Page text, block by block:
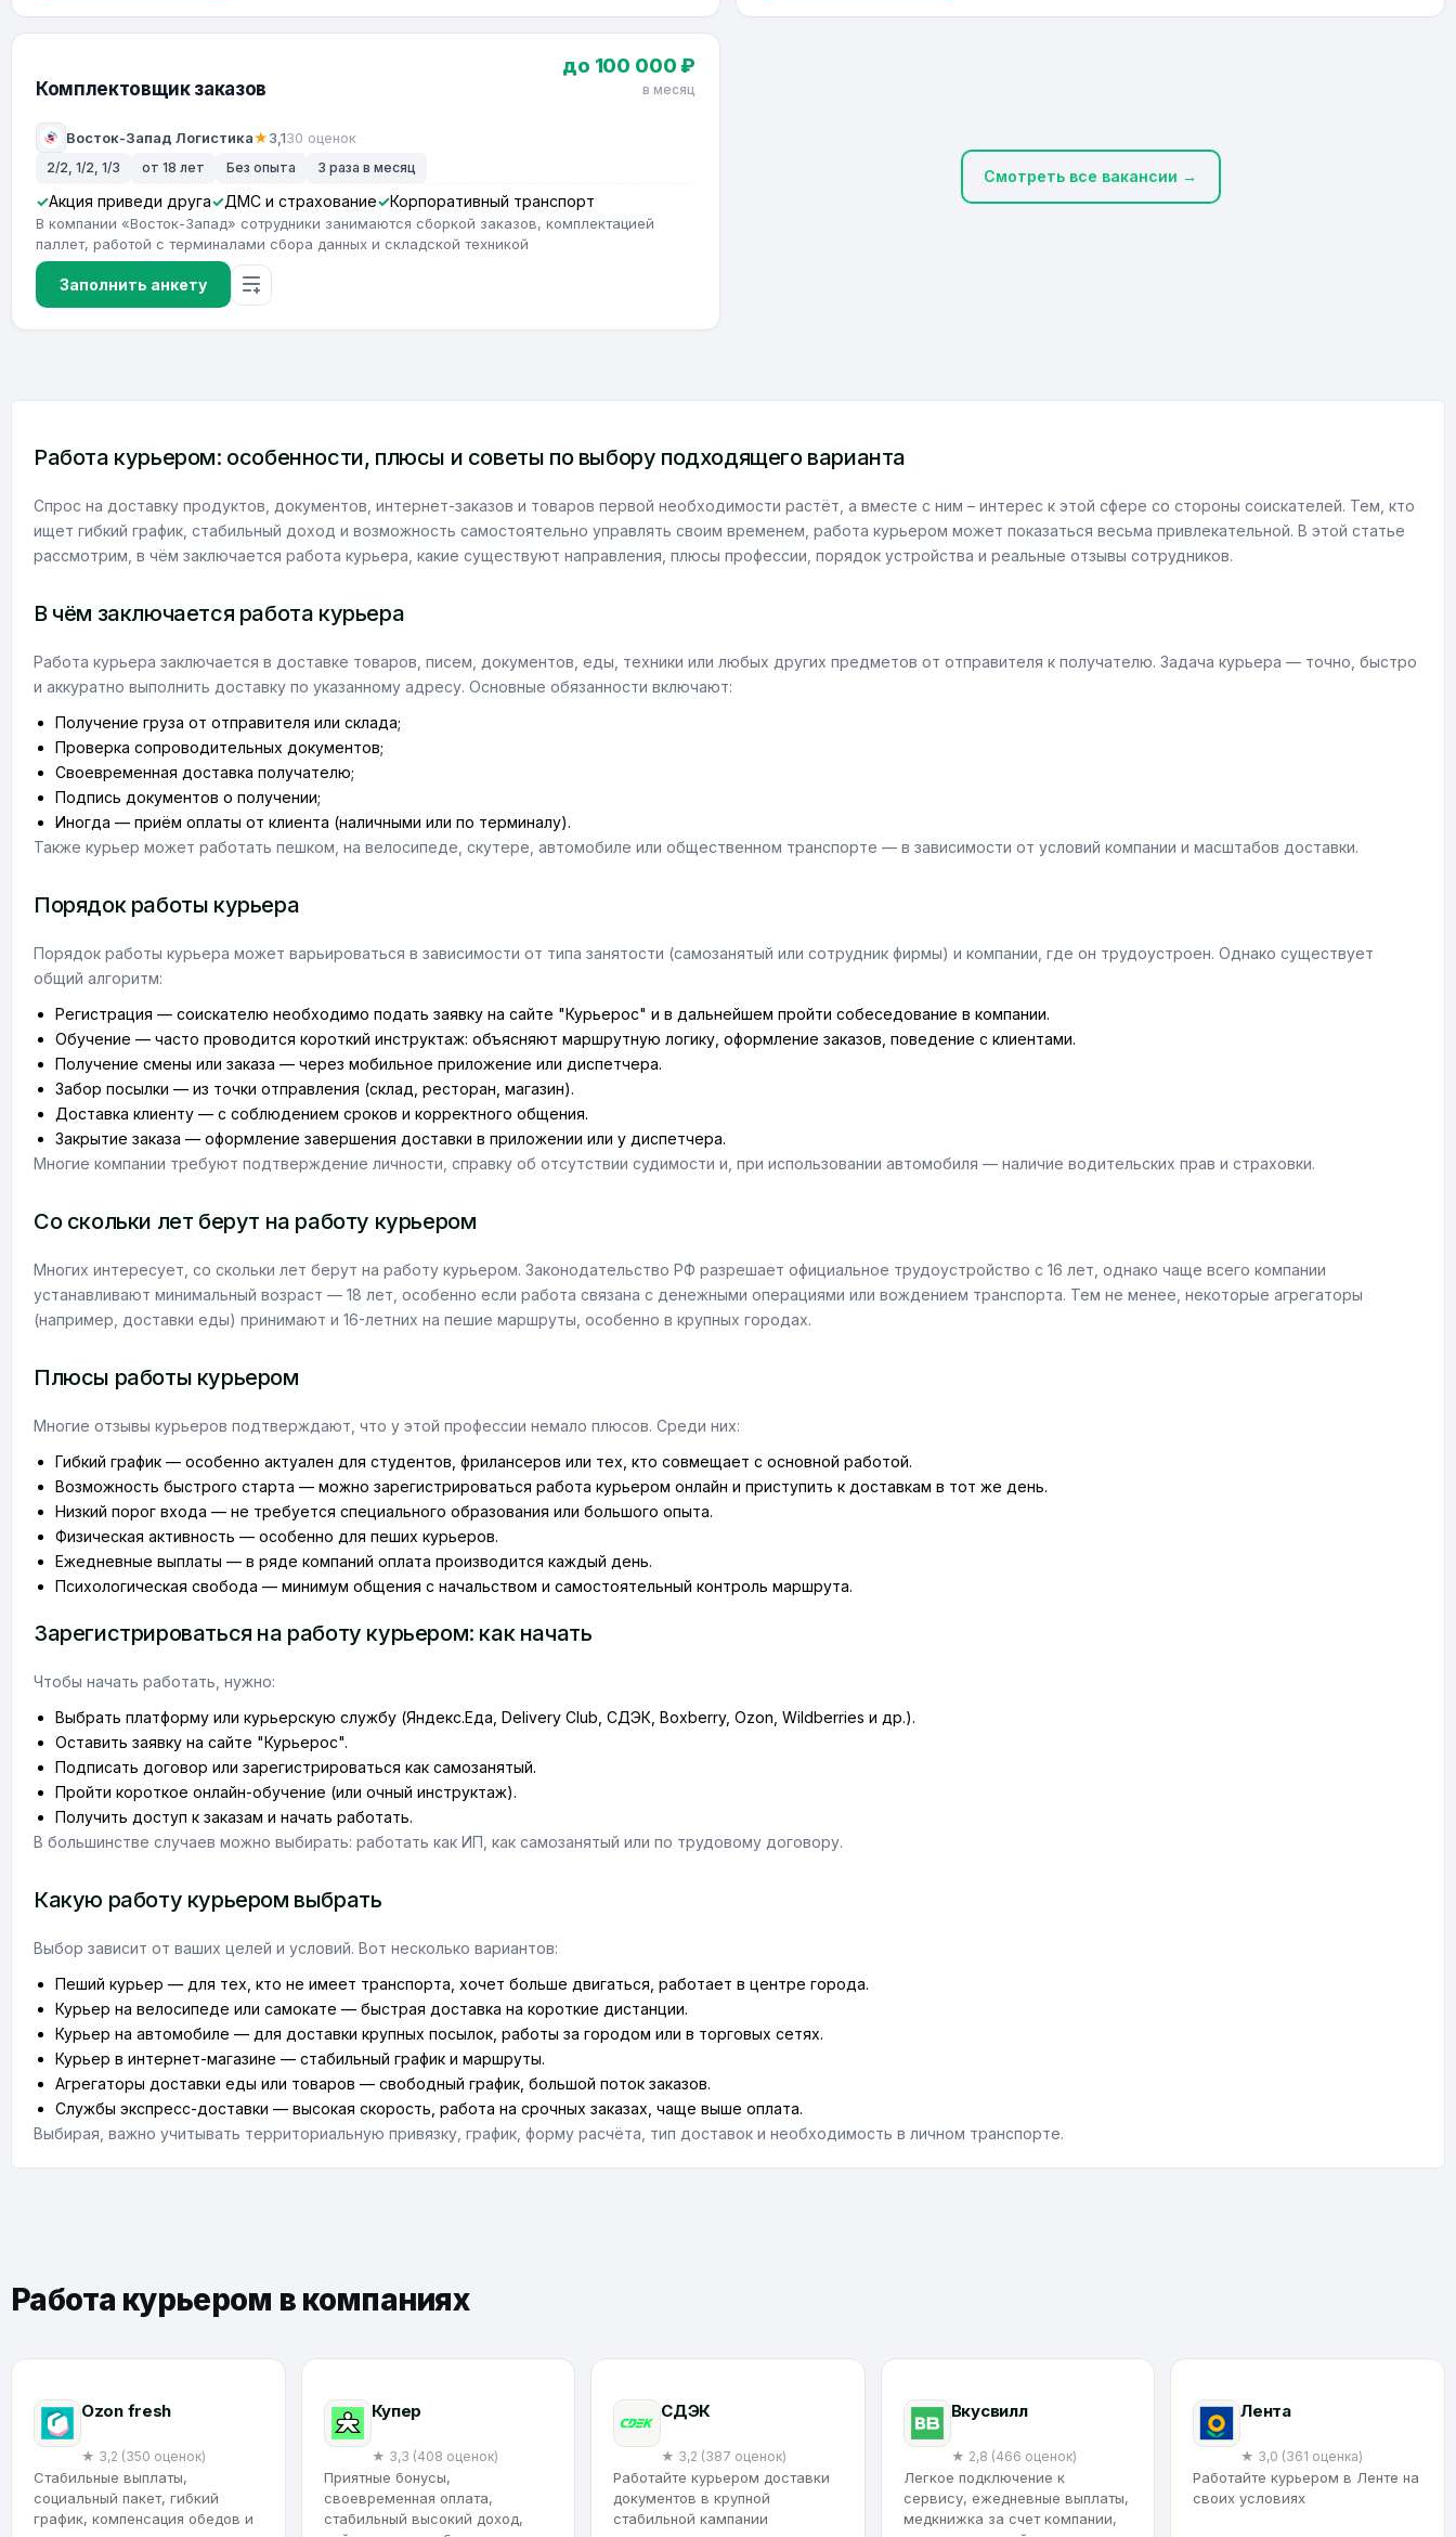
Комплектовщик заказов
Восток-Запад Логистика★3,130 оценок
до 100 000 ₽
в месяц
2/2, 1/2, 1/3 от 18 лет Без опыта 3 раза в месяц
Акция приведи друга ДМС и страхование Корпоративный транспорт
В компании «Восток-Запад» сотрудники занимаются сборкой заказов, комплектацией
паллет, работой с терминалами сбора данных и складской техникой
Заполнить анкету
Смотреть все вакансии →
Работа курьером: особенности, плюсы и советы по выбору подходящего варианта
Спрос на доставку продуктов, документов, интернет-заказов и товаров первой необходимости растёт, а вместе с ним – интерес к этой сфере со стороны соискателей. Тем, кто
ищет гибкий график, стабильный доход и возможность самостоятельно управлять своим временем, работа курьером может показаться весьма привлекательной. В этой статье
рассмотрим, в чём заключается работа курьера, какие существуют направления, плюсы профессии, порядок устройства и реальные отзывы сотрудников.
В чём заключается работа курьера
Работа курьера заключается в доставке товаров, писем, документов, еды, техники или любых других предметов от отправителя к получателю. Задача курьера — точно, быстро
и аккуратно выполнить доставку по указанному адресу. Основные обязанности включают:
Получение груза от отправителя или склада;
Проверка сопроводительных документов;
Своевременная доставка получателю;
Подпись документов о получении;
Иногда — приём оплаты от клиента (наличными или по терминалу).
Также курьер может работать пешком, на велосипеде, скутере, автомобиле или общественном транспорте — в зависимости от условий компании и масштабов доставки.
Порядок работы курьера
Порядок работы курьера может варьироваться в зависимости от типа занятости (самозанятый или сотрудник фирмы) и компании, где он трудоустроен. Однако существует
общий алгоритм:
Регистрация — соискателю необходимо подать заявку на сайте "Курьерос" и в дальнейшем пройти собеседование в компании.
Обучение — часто проводится короткий инструктаж: объясняют маршрутную логику, оформление заказов, поведение с клиентами.
Получение смены или заказа — через мобильное приложение или диспетчера.
Забор посылки — из точки отправления (склад, ресторан, магазин).
Доставка клиенту — с соблюдением сроков и корректного общения.
Закрытие заказа — оформление завершения доставки в приложении или у диспетчера.
Многие компании требуют подтверждение личности, справку об отсутствии судимости и, при использовании автомобиля — наличие водительских прав и страховки.
Со скольки лет берут на работу курьером
Многих интересует, со скольки лет берут на работу курьером. Законодательство РФ разрешает официальное трудоустройство с 16 лет, однако чаще всего компании
устанавливают минимальный возраст — 18 лет, особенно если работа связана с денежными операциями или вождением транспорта. Тем не менее, некоторые агрегаторы
(например, доставки еды) принимают и 16-летних на пешие маршруты, особенно в крупных городах.
Плюсы работы курьером
Многие отзывы курьеров подтверждают, что у этой профессии немало плюсов. Среди них:
Гибкий график — особенно актуален для студентов, фрилансеров или тех, кто совмещает с основной работой.
Возможность быстрого старта — можно зарегистрироваться работа курьером онлайн и приступить к доставкам в тот же день.
Низкий порог входа — не требуется специального образования или большого опыта.
Физическая активность — особенно для пеших курьеров.
Ежедневные выплаты — в ряде компаний оплата производится каждый день.
Психологическая свобода — минимум общения с начальством и самостоятельный контроль маршрута.
Зарегистрироваться на работу курьером: как начать
Чтобы начать работать, нужно:
Выбрать платформу или курьерскую службу (Яндекс.Еда, Delivery Club, СДЭК, Boxberry, Ozon, Wildberries и др.).
Оставить заявку на сайте "Курьерос".
Подписать договор или зарегистрироваться как самозанятый.
Пройти короткое онлайн-обучение (или очный инструктаж).
Получить доступ к заказам и начать работать.
В большинстве случаев можно выбирать: работать как ИП, как самозанятый или по трудовому договору.
Какую работу курьером выбрать
Выбор зависит от ваших целей и условий. Вот несколько вариантов:
Пеший курьер — для тех, кто не имеет транспорта, хочет больше двигаться, работает в центре города.
Курьер на велосипеде или самокате — быстрая доставка на короткие дистанции.
Курьер на автомобиле — для доставки крупных посылок, работы за городом или в торговых сетях.
Курьер в интернет-магазине — стабильный график и маршруты.
Агрегаторы доставки еды или товаров — свободный график, большой поток заказов.
Службы экспресс-доставки — высокая скорость, работа на срочных заказах, чаще выше оплата.
Выбирая, важно учитывать территориальную привязку, график, форму расчёта, тип доставок и необходимость в личном транспорте.
Работа курьером в компаниях
Ozon fresh
★ 3,2 (350 оценок)
Стабильные выплаты,
социальный пакет, гибкий
график, компенсация обедов и
Купер
★ 3,3 (408 оценок)
Приятные бонусы,
своевременная оплата,
стабильный высокий доход,
CДЭК
★ 3,2 (387 оценок)
Работайте курьером доставки
документов в крупной
стабильной кампании
Вкусвилл
★ 2,8 (466 оценок)
Легкое подключение к
сервису, ежедневные выплаты,
медкнижка за счет компании,
Лента
★ 3,0 (361 оценка)
Работайте курьером в Ленте на
своих условиях